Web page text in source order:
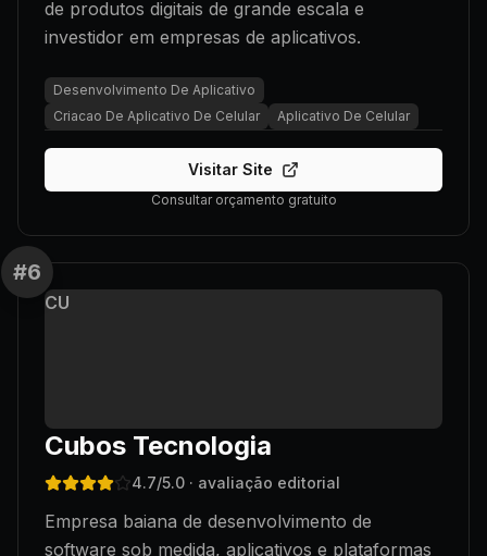
de produtos digitais de grande escala e
investidor em empresas de aplicativos.
Desenvolvimento De Aplicativo
Criacao De Aplicativo De Celular
Aplicativo De Celular
Visitar Site
Consultar orçamento gratuito
#6
CU
Cubos Tecnologia
4.7/5.0 · avaliação editorial
Empresa baiana de desenvolvimento de
software sob medida, aplicativos e plataformas